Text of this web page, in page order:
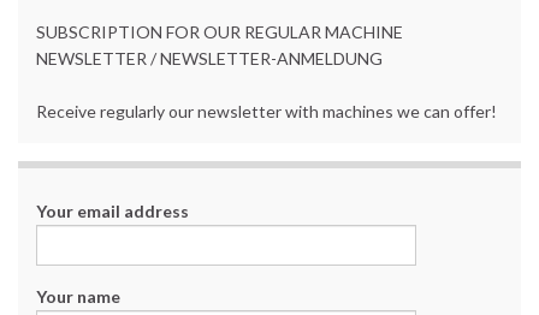
SUBSCRIPTION FOR OUR REGULAR MACHINE
NEWSLETTER / NEWSLETTER-ANMELDUNG
Receive regularly our newsletter with machines we can offer!
Your email address
Your name